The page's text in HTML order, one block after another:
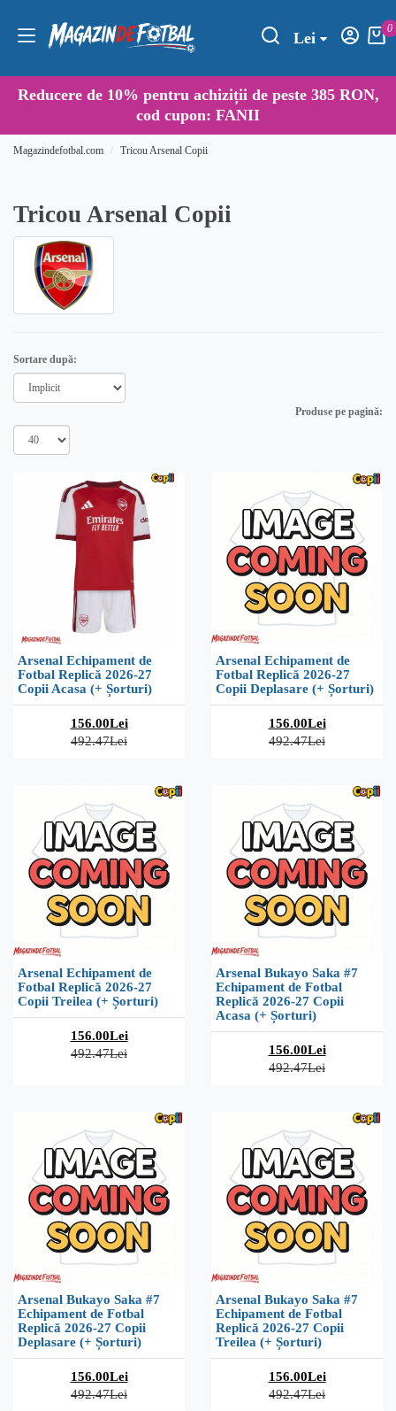
Lei
0
Reducere de 10% pentru achiziții de peste 385 RON,
cod cupon: FANII
Magazindefotbal.com Tricou Arsenal Copii
Tricou Arsenal Copii
Sortare după:
Produse pe pagină:
Arsenal Echipament de
Fotbal Replică 2026-27
Copii Acasa (+ Șorturi)
156.00Lei
492.47Lei
Arsenal Echipament de
Fotbal Replică 2026-27
Copii Deplasare (+ Șorturi)
156.00Lei
492.47Lei
Arsenal Echipament de
Fotbal Replică 2026-27
Copii Treilea (+ Șorturi)
156.00Lei
492.47Lei
Arsenal Bukayo Saka #7
Echipament de Fotbal
Replică 2026-27 Copii
Acasa (+ Șorturi)
156.00Lei
492.47Lei
Arsenal Bukayo Saka #7
Echipament de Fotbal
Replică 2026-27 Copii
Deplasare (+ Șorturi)
156.00Lei
492.47Lei
Arsenal Bukayo Saka #7
Echipament de Fotbal
Replică 2026-27 Copii
Treilea (+ Șorturi)
156.00Lei
492.47Lei